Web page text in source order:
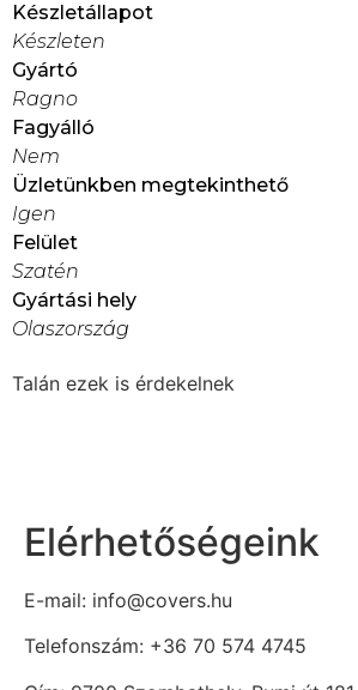
Készletállapot
Készleten
Gyártó
Ragno
Fagyálló
Nem
Üzletünkben megtekinthető
Igen
Felület
Szatén
Gyártási hely
Olaszország
Talán ezek is érdekelnek
Elérhetőségeink
E-mail: info@covers.hu
Telefonszám: +36 70 574 4745